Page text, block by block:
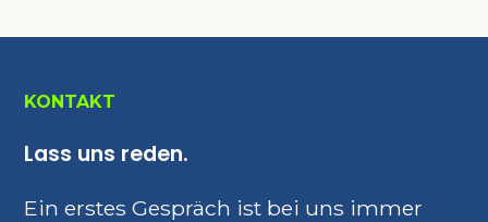
KONTAKT
Lass uns reden.
Ein erstes Gespräch ist bei uns immer